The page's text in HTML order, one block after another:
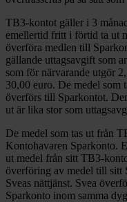
TB3-kontot gäller i 3
emellertid fritt i förtid ta ut
överföra medlen till
gällande uttagsavgift som
som för närvarande utgör
30,00 euro. De medel som
överförs till Sparkontot.
ut är lika stor som
De medel som tas ut från
Kontohavaren Sparkonto.
ut medel från sitt TB3-
överföring av medel till sitt
Sveas nättjänst. Svea
Sparkonto inom samma